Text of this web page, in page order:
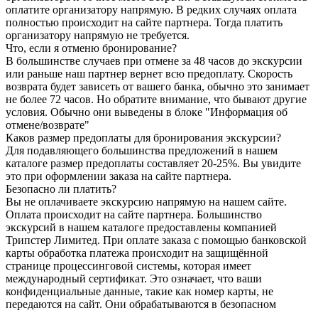
оплатите организатору напрямую. В редких случаях оплата
полностью происходит на сайте партнера. Тогда платить
организатору напрямую не требуется.
Что, если я отменю бронирование?
В большинстве случаев при отмене за 48 часов до экскурсии
или раньше наш партнер вернет всю предоплату. Скорость
возврата будет зависеть от вашего банка, обычно это занимает
не более 72 часов. Но обратите внимание, что бывают другие
условия. Обычно они выведены в блоке "Информация об
отмене/возврате"
Каков размер предоплаты для бронирования экскурсии?
Для подавляющего большинства предложений в нашем
каталоге размер предоплаты составляет 20-25%. Вы увидите
это при оформлении заказа на сайте партнера.
Безопасно ли платить?
Вы не оплачиваете экскурсию напрямую на нашем сайте.
Оплата происходит на сайте партнера. Большинство
экскурсий в нашем каталоге предоставлены компанией
Трипстер Лимитед. При оплате заказа с помощью банковской
карты обработка платежа происходит на защищённой
странице процессинговой системы, которая имеет
международный сертификат. Это означает, что ваши
конфиденциальные данные, такие как номер карты, не
передаются на сайт. Они обрабатываются в безопасном